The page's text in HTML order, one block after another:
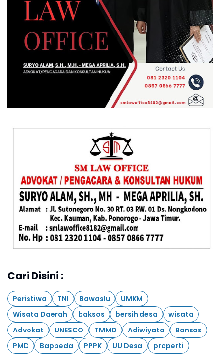
Cari Disini :
Peristiwa TNI Bawaslu
UMKM
Wisata Daerah
baksos bersih desa
wisata
Advokat
UNESCO TMMD Adiwiyata
Bansos
PMD
Bappeda PPPK UU Desa properti